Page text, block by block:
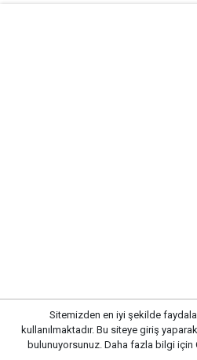
Sitemizden en iyi şekilde
kullanılmaktadır. Bu siteye giriş
bulunuyorsunuz. Daha fazla bilgi için